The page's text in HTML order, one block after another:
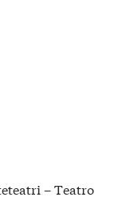
– Teatro